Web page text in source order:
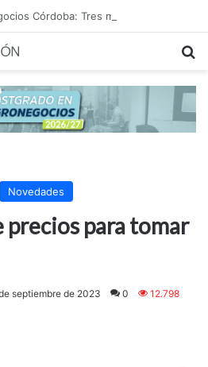
Novedades
precios para tomar
septiembre de 2023 0 12.798